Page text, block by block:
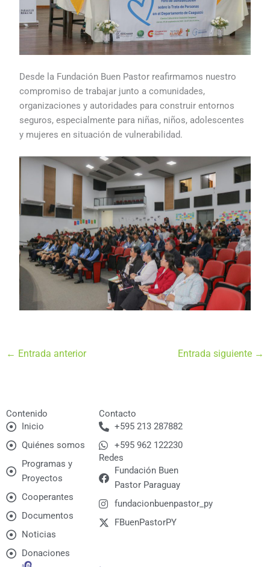
Desde la Fundación Buen Pastor reafirmamos nuestro
compromiso de trabajar junto a comunidades,
organizaciones y autoridades para construir entornos
seguros, especialmente para niñas, niños, adolescentes
y mujeres en situación de vulnerabilidad.
← Entrada anterior Entrada siguiente →
Contenido
Inicio
Quiénes somos
Programas y
Proyectos
Cooperantes
Documentos
Noticias
Donaciones
Contacto
+595 213 287882
+595 962 122230
Redes
Fundación Buen
Pastor Paraguay
fundacionbuenpastor_py
FBuenPastorPY